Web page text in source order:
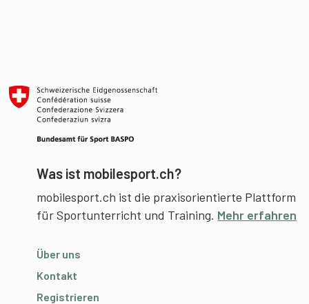
Was ist mobilesport.ch?
mobilesport.ch ist die praxisorientierte Plattform
für Sportunterricht und Training. Mehr erfahren
Über uns
Kontakt
Registrieren